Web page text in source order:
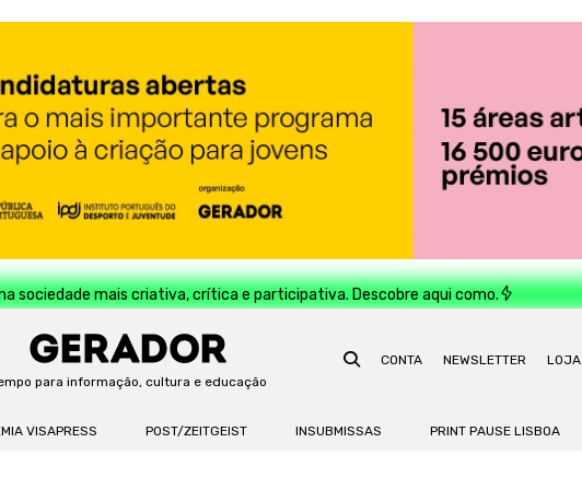
sociedade mais criativa, crítica e participativa. Descobre aqui como.
para informação, cultura e educação
CONTA NEWSLETTER LOJA
VISAPRESS POST/ZEITGEIST INSUBMISSAS PRINT PAUSE LISBOA